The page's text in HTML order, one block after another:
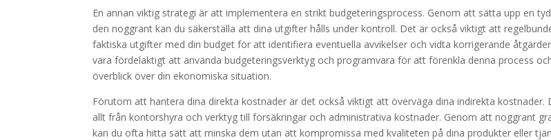
En annan viktig strategi är att implementera en strikt budgeteringsprocess. Genom att sätta upp en
den noggrant kan du säkerställa att dina utgifter hålls under kontroll. Det är också viktigt att
faktiska utgifter med din budget för att identifiera eventuella avvikelser och vidta korrigerande
vara fördelaktigt att använda budgeteringsverktyg och programvara för att förenkla denna process
överblick över din ekonomiska situation.
Förutom att hantera dina direkta kostnader är det också viktigt att överväga dina indirekta kostnader.
allt från kontorshyra och verktyg till försäkringar och administrativa kostnader. Genom att noggrant
kan du ofta hitta sätt att minska dem utan att kompromissa med kvaliteten på dina produkter eller